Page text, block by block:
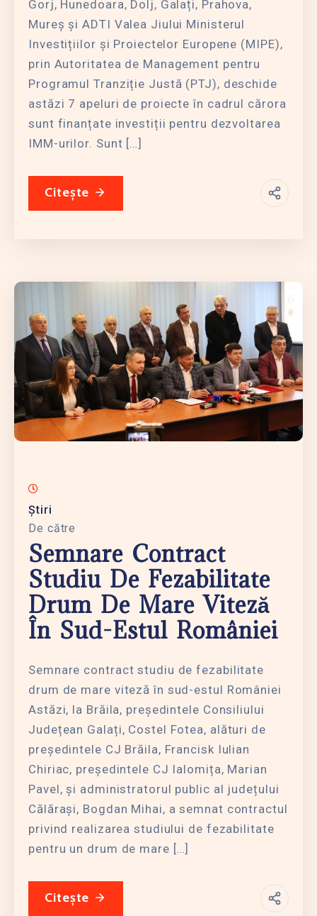
Gorj, Hunedoara, Dolj, Galați, Prahova,
Mureș și ADTI Valea Jiului Ministerul
Investițiilor și Proiectelor Europene (MIPE),
prin Autoritatea de Management pentru
Programul Tranziție Justă (PTJ), deschide
astăzi 7 apeluri de proiecte în cadrul cărora
sunt finanțate investiții pentru dezvoltarea
IMM-urilor. Sunt […]
Citește
Știri
De către
Semnare Contract
Studiu De Fezabilitate
Drum De Mare Viteză
În Sud-Estul României
Semnare contract studiu de fezabilitate
drum de mare viteză în sud-estul României
Astăzi, la Brăila, președintele Consiliului
Județean Galați, Costel Fotea, alături de
președintele CJ Brăila, Francisk Iulian
Chiriac, președintele CJ Ialomița, Marian
Pavel, și administratorul public al județului
Călărași, Bogdan Mihai, a semnat contractul
privind realizarea studiului de fezabilitate
pentru un drum de mare […]
Citește